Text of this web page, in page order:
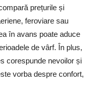
prețurile și
feroviare sau
în avans poate aduce
de vârf. În plus,
corespunde nevoilor și
vorba despre confort,